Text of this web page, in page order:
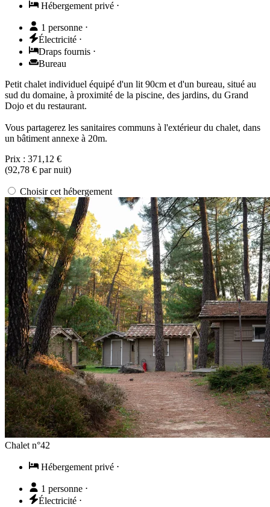
Hébergement privé ⋅
1 personne ⋅
Électricité ⋅
Draps fournis ⋅
Bureau
Petit chalet individuel équipé d'un lit 90cm et d'un bureau, situé au
sud du domaine, à proximité de la piscine, des jardins, du Grand
Dojo et du restaurant.
Vous partagerez les sanitaires communs à l'extérieur du chalet, dans
un bâtiment annexe à 20m.
Prix : 371,12 €
(92,78 € par nuit)
Choisir cet hébergement
Chalet n°42
Hébergement privé ⋅
1 personne ⋅
Électricité ⋅